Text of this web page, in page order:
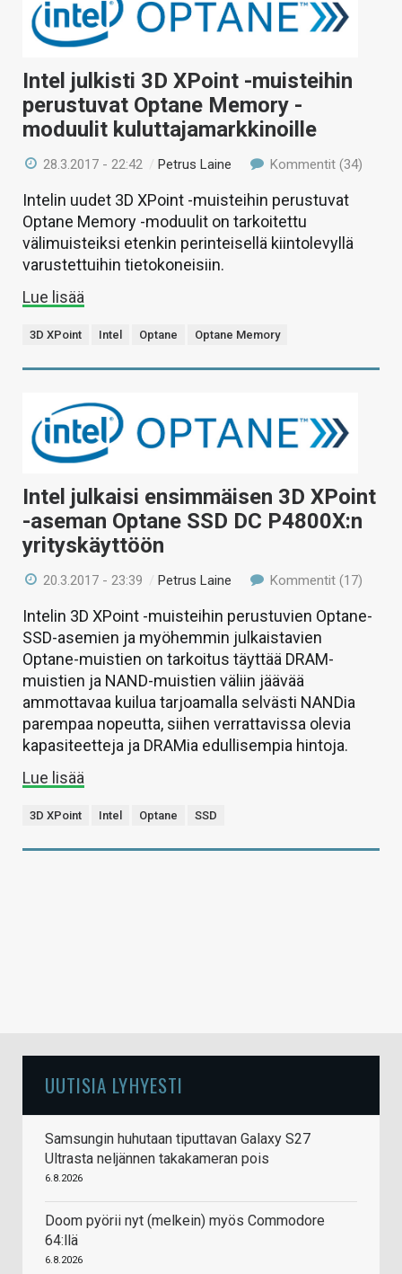
Intel julkisti 3D XPoint -muisteihin
perustuvat Optane Memory -
moduulit kuluttajamarkkinoille
28.3.2017 - 22:42 /Petrus Laine Kommentit (34)
Intelin uudet 3D XPoint -muisteihin perustuvat
Optane Memory -moduulit on tarkoitettu
välimuisteiksi etenkin perinteisellä kiintolevyllä
varustettuihin tietokoneisiin.
Lue lisää
3D XPoint Intel Optane Optane Memory
Intel julkaisi ensimmäisen 3D XPoint
-aseman Optane SSD DC P4800X:n
yrityskäyttöön
20.3.2017 - 23:39 /Petrus Laine Kommentit (17)
Intelin 3D XPoint -muisteihin perustuvien Optane-
SSD-asemien ja myöhemmin julkaistavien
Optane-muistien on tarkoitus täyttää DRAM-
muistien ja NAND-muistien väliin jäävää
ammottavaa kuilua tarjoamalla selvästi NANDia
parempaa nopeutta, siihen verrattavissa olevia
kapasiteetteja ja DRAMia edullisempia hintoja.
Lue lisää
3D XPoint Intel Optane SSD
UUTISIA LYHYESTI
Samsungin huhutaan tiputtavan Galaxy S27
Ultrasta neljännen takakameran pois
6.8.2026
Doom pyörii nyt (melkein) myös Commodore
64:llä
6.8.2026